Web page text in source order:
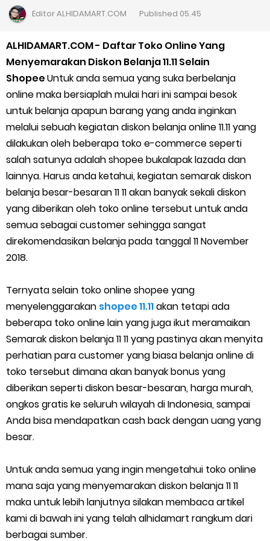
Cara Daftar Goshop agar Cepat Diterima
Apa itu Grab Saap? Layanan Antri Online Terbaru Dari Grab
Cara Jitu Mendapat Voucher Gojek Gratis
Cara Ping DNS Server Gojek Gopartner
Cara Mudah Melihat Nomor Shopeepay Sendiri dan Orang Lain
7 Cara Mudah Top Up Grab untuk Driver
5 Versi Map Paling Gacor Untuk Ojek Online
Penyebab dan Cara Memulihkan Akun Gojek Dibekukan
Cara Menghitung Penghasilan Grab Sesuai dengan Orderan
5 Cara Top Up InDriver dengan Mudah
5 Biaya Potongan Shopee Food yang Perlu Kamu Ketahui
10 Cara Jitu Autobid Untuk Lala Motor dan Mobil 2023
Batas Saldo Untuk Akun Gopay Biasa dan Upgrade
Cara Mudah Melihat QR dan Barcode Shopeepay
Cara Transfer Gopay ke Shopeepay Tanpa Potongan
Cara Ping Server Shopee Food 2022
Cara Menghubungi CS Lalamove dan Jam Operasionalnya
EditorALHIDAMART.COM Published 05.45
ALHIDAMART.COM - Daftar Toko Online Yang
Menyemarakan Diskon Belanja 11.11 Selain
ShopeeUntuk anda semua yang suka berbelanja
online maka bersiaplah mulai hari ini sampai besok
untuk belanja apapun barang yang anda inginkan
melalui sebuah kegiatan diskon belanja online 11.11 yang
dilakukan oleh beberapa toko e-commerce seperti
salah satunya adalah shopee bukalapak lazada dan
lainnya. Harus anda ketahui, kegiatan semarak diskon
belanja besar-besaran 11 11 akan banyak sekali diskon
yang diberikan oleh toko online tersebut untuk anda
semua sebagai customer sehingga sangat
direkomendasikan belanja pada tanggal 11 November
2018.
Ternyata selain toko online shopee yang
menyelenggarakan shopee 11.11akan tetapi ada
beberapa toko online lain yang juga ikut meramaikan
Semarak diskon belanja 11 11 yang pastinya akan menyita
perhatian para customer yang biasa belanja online di
toko tersebut dimana akan banyak bonus yang
diberikan seperti diskon besar-besaran, harga murah,
ongkos gratis ke seluruh wilayah di Indonesia, sampai
Anda bisa mendapatkan cash back dengan uang yang
besar.
Untuk anda semua yang ingin mengetahui toko online
mana saja yang menyemarakan diskon belanja 11 11
maka untuk lebih lanjutnya silakan membaca artikel
kami di bawah ini yang telah alhidamart rangkum dari
berbagai sumber.